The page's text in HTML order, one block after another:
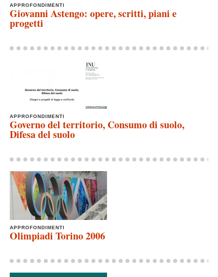
APPROFONDIMENTI
Giovanni Astengo: opere, scritti, piani e
progetti
APPROFONDIMENTI
Governo del territorio, Consumo di suolo,
Difesa del suolo
APPROFONDIMENTI
Olimpiadi Torino 2006